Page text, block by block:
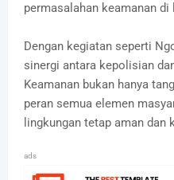
permasalahan keamanan
Dengan kegiatan seperti
sinergi antara kepolisian
Keamanan bukan hanya
peran semua elemen
lingkungan tetap aman dan
ads